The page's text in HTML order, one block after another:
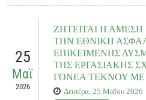
25
Μαϊ
2026
ΖΗΤΕΙΤΑΙ Η
ΤΗΝ ΕΘΝΙΚΗ
ΕΠΙΚΕΙΜΕΝΗΣ
ΤΗΣ ΕΡΓΑΣΙΑΚΗΣ
ΓΟΝΕΑ ΤΕΚΝΟΥ ΜΕ
Δευτέρα, 25 Μαΐου 2026